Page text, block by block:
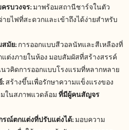
รบวงจร:มาพร้อมสถานีชาร์จในตัว
ยไฟที่สะดวกและเข้าถึงได้ง่ายสำหรับ
มัย:การออกแบบสีวอลนัทและสีเหลืองที่
ต่งภายในห้อง มอบสัมผัสที่สร้างสรรค์
วคิดการออกแบบโรงแรมที่หลากหลาย
:สร้างขึ้นเพื่อรักษาความแข็งแรงของ
ในสภาพแวดล้อมที่มีผู้คนสัญจร
ณ์ตกแต่งที่ปรับแต่งได้:มอบความ